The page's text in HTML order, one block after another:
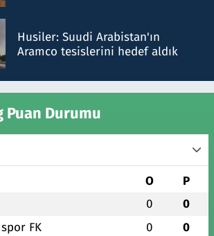
Husiler: Suudi Arabistan'ın
Aramco tesislerini hedef aldık
Puan Durumu
O P
0 0
FK 0 0